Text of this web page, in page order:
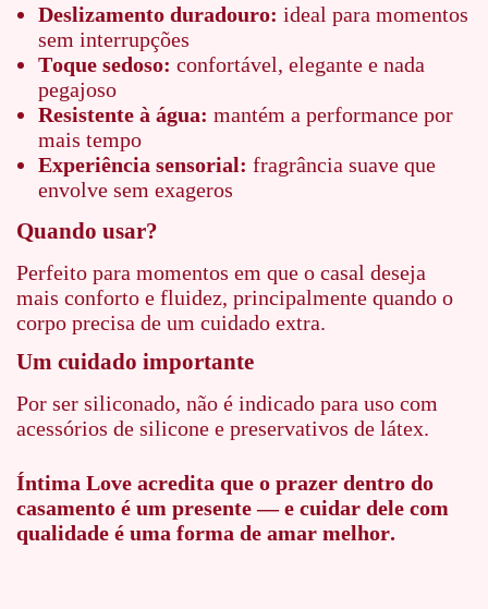
Deslizamento duradouro: ideal para momentos
sem interrupções
Toque sedoso: confortável, elegante e nada
pegajoso
Resistente à água: mantém a performance por
mais tempo
Experiência sensorial: fragrância suave que
envolve sem exageros
Quando usar?
Perfeito para momentos em que o casal deseja
mais conforto e fluidez, principalmente quando o
corpo precisa de um cuidado extra.
Um cuidado importante
Por ser siliconado, não é indicado para uso com
acessórios de silicone e preservativos de látex.
Íntima Love acredita que o prazer dentro do
casamento é um presente — e cuidar dele com
qualidade é uma forma de amar melhor.